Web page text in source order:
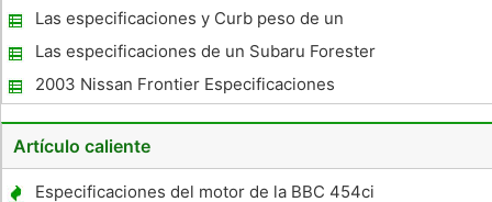
Las especificaciones y Curb peso de un
Audi A6 1996
Las especificaciones de un Subaru Forester
XT Deportes
2003 Nissan Frontier Especificaciones
Supercharged
Artículo caliente
Especificaciones del motor de la BBC 454ci